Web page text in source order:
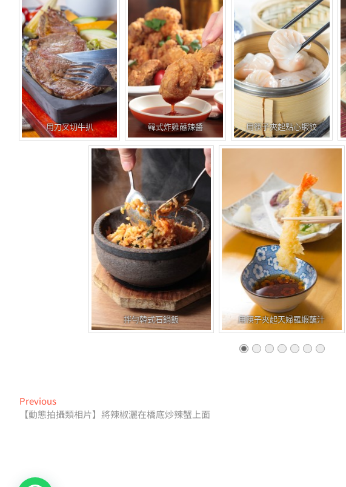
用刀叉切牛扒 韓式炸雞蘸辣醬 用筷子夾起點心蝦餃
拌勻韓式石鍋飯 用筷子夾起天婦羅蝦蘸汁
文
章
PreviousPrevious
post:
【動態拍攝類相片】將辣椒灑在橋底炒辣蟹上面